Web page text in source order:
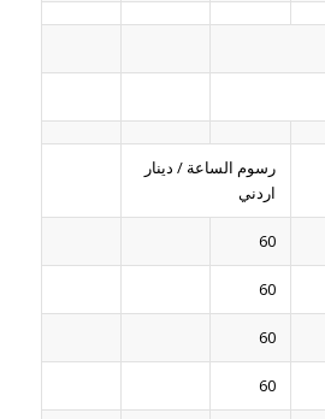
رسوم الساعة / دينار
اردني
60
60
60
60